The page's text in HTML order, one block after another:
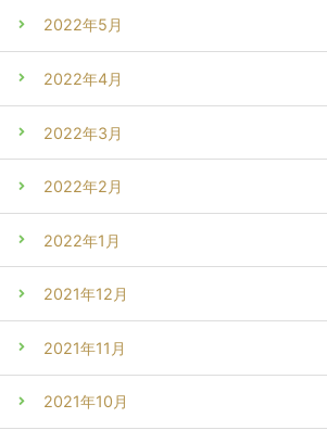
2022年5月
2022年4月
2022年3月
2022年2月
2022年1月
2021年12月
2021年11月
2021年10月